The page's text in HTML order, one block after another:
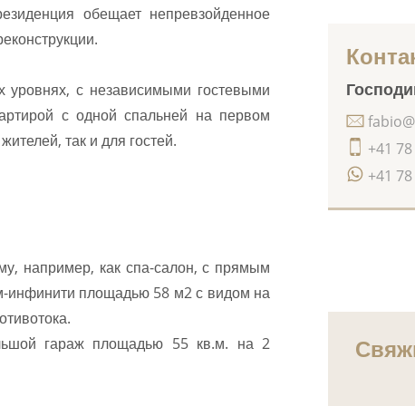
обещает непревзойденное
с независимыми гостевыми
с одной спальней на первом
так и для гостей.
например, как спа-салон, с прямым
инфинити площадью 58 м2 с видом на
гараж площадью 55 кв.м. на 2
+41
+41